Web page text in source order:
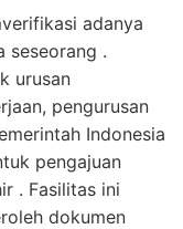
adanya
seseorang .
urusan
pengurusan
Indonesia
pengajuan
. Fasilitas ini
dokumen